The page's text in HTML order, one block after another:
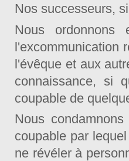
Nos successeurs,
Nous
l'excommunication
l'évêque et aux
connaissance, si
coupable de
Nous
coupable par
ne révéler à